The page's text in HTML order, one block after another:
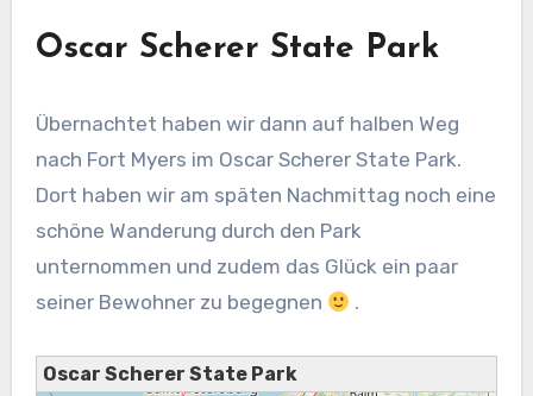
Oscar Scherer State Park
Übernachtet haben wir dann auf halben Weg
nach Fort Myers im Oscar Scherer State Park.
Dort haben wir am späten Nachmittag noch eine
schöne Wanderung durch den Park
unternommen und zudem das Glück ein paar
seiner Bewohner zu begegnen
.
Oscar Scherer State Park